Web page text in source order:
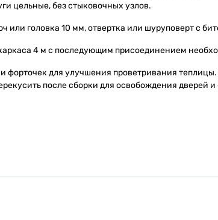
цельные, без стыковочных узлов.
или головка 10 мм, отвертка или шуруповерт с
4 м с последующим присоединением
форточек для улучшения проветривания
после сборки для освобождения дверей